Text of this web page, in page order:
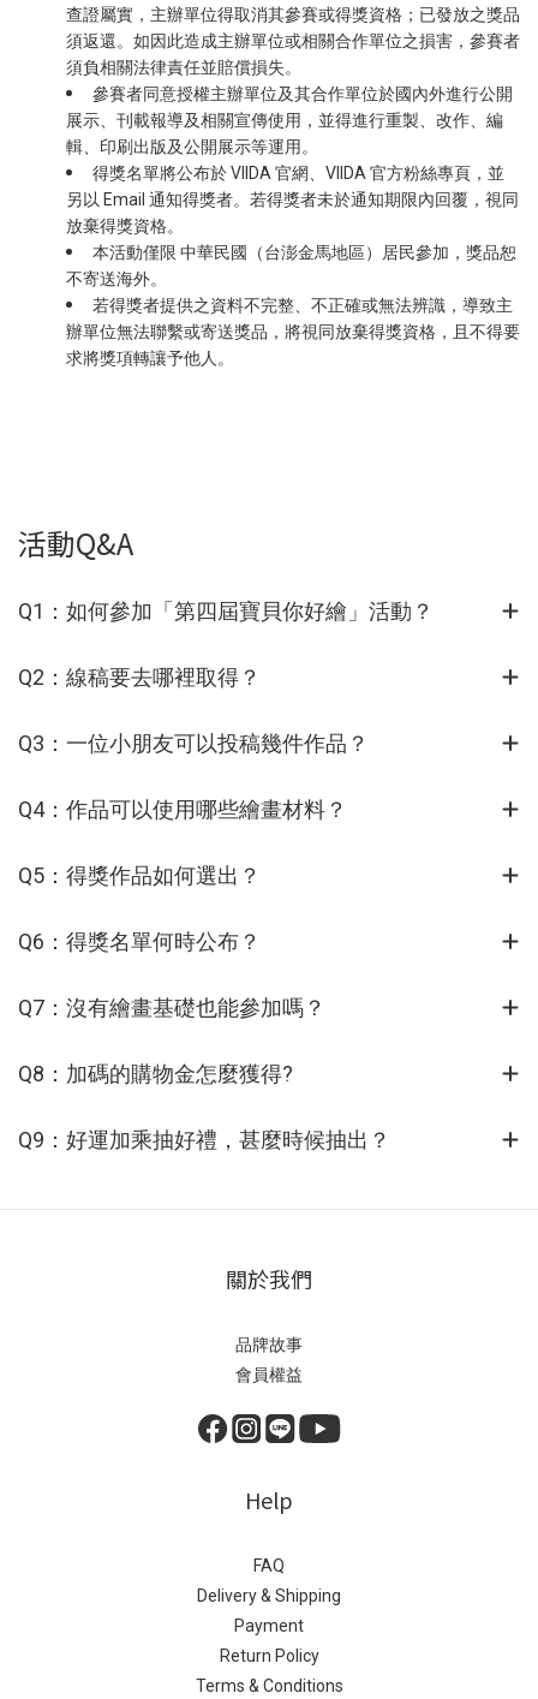
查證屬實，主辦單位得取消其參賽或得獎資格；已發放之獎品
須返還。如因此造成主辦單位或相關合作單位之損害，參賽者
須負相關法律責任並賠償損失。
參賽者同意授權主辦單位及其合作單位於國內外進行公開
展示、刊載報導及相關宣傳使用，並得進行重製、改作、編
輯、印刷出版及公開展示等運用。
得獎名單將公布於 VIIDA 官網、VIIDA 官方粉絲專頁，並
另以 Email 通知得獎者。若得獎者未於通知期限內回覆，視同
放棄得獎資格。
本活動僅限 中華民國（台澎金馬地區）居民參加，獎品恕
不寄送海外。
若得獎者提供之資料不完整、不正確或無法辨識，導致主
辦單位無法聯繫或寄送獎品，將視同放棄得獎資格，且不得要
求將獎項轉讓予他人。
活動Q&A
Q1：如何參加「第四屆寶貝你好繪」活動？
Q2：線稿要去哪裡取得？
Q3：一位小朋友可以投稿幾件作品？
Q4：作品可以使用哪些繪畫材料？
Q5：得獎作品如何選出？
Q6：得獎名單何時公布？
Q7：沒有繪畫基礎也能參加嗎？
Q8：加碼的購物金怎麼獲得?
Q9：好運加乘抽好禮，甚麼時候抽出？
關於我們
品牌故事
會員權益
Help
FAQ
Delivery & Shipping
Payment
Return Policy
Terms & Conditions